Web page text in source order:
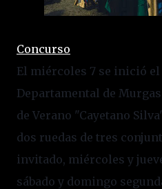
Concurso
El miércoles 7 se inició el
Departamental de
de Verano "Cayetano
dos ruedas de tres
invitado, miércoles y
sábado y domingo